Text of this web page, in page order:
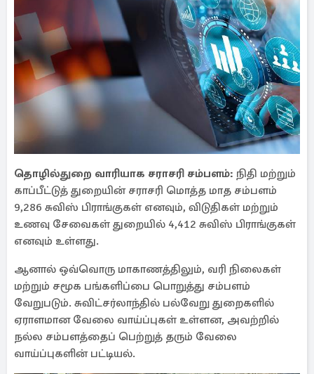
தொழில்துறை வாரியாக சராசரி சம்பளம்: நிதி மற்றும்
காப்பீட்டுத் துறையின் சராசரி மொத்த மாத சம்பளம்
9,286 சுவிஸ் பிராங்குகள் எனவும், விடுதிகள் மற்றும்
உணவு சேவைகள் துறையில் 4,412 சுவிஸ் பிராங்குகள்
எனவும் உள்ளது.
ஆனால் ஒவ்வொரு மாகாணத்திலும், வரி நிலைகள்
மற்றும் சமூக பங்களிப்பை பொறுத்து சம்பளம்
வேறுபடும். சுவிட்சர்லாந்தில் பல்வேறு துறைகளில்
ஏராளமான வேலை வாய்ப்புகள் உள்ளன, அவற்றில்
நல்ல சம்பளத்தைப் பெற்றுத் தரும் வேலை
வாய்ப்புகளின் பட்டியல்.